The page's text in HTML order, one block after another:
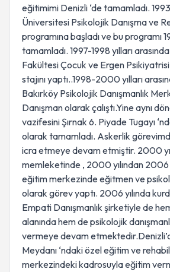
eğitimimi Denizli ‘de tamamladı.
Üniversitesi Psikolojik Danışma ve
programına başladı ve bu programı
tamamladı. 1997-1998 yılları
Fakültesi Çocuk ve Ergen
stajını yaptı..1998-2000 yılları
Bakırköy Psikolojik Danışmanlık
Danışman olarak çalıştı.Yine aynı
vazifesini Şırnak 6. Piyade Tugayı
olarak tamamladı. Askerlik
icra etmeye devam etmiştir. 2000
memleketinde , 2000 yılından 2006
eğitim merkezinde eğitmen ve
olarak görev yaptı. 2006 yılında
Empati Danışmanlık şirketiyle de
alanında hem de psikolojik
vermeye devam
Meydanı ‘ndaki özel eğitim ve
merkezindeki kadrosuyla eğitim